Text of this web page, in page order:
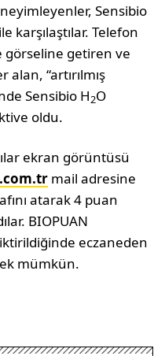
Sensibio
karşılaştılar. Telefon
görseline getiren ve
“artırılmış
Sensibio H2O
oldu.
ekran görüntüsü
mail adresine
atarak 4 puan
BIOPUAN
eczaneden
mümkün.